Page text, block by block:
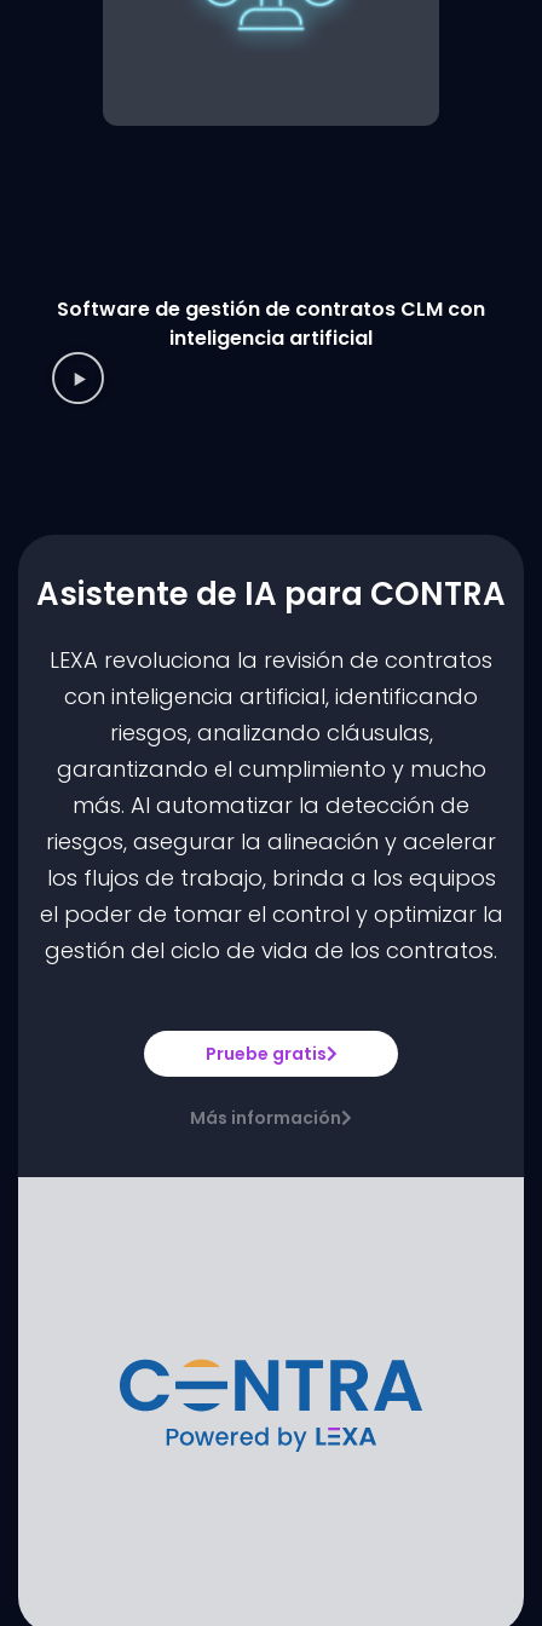
Software de gestión de contratos CLM con
inteligencia artificial
Asistente de IA para CONTRA
LEXA revoluciona la revisión de contratos
con inteligencia artificial, identificando
riesgos, analizando cláusulas,
garantizando el cumplimiento y mucho
más. Al automatizar la detección de
riesgos, asegurar la alineación y acelerar
los flujos de trabajo, brinda a los equipos
el poder de tomar el control y optimizar la
gestión del ciclo de vida de los contratos.
Pruebe gratis
Más información